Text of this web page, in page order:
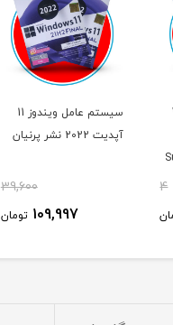
4
سیستم عامل ویندوز 11
آپدیت 2022 نشر پرنیان
39,600
109,997 تومان